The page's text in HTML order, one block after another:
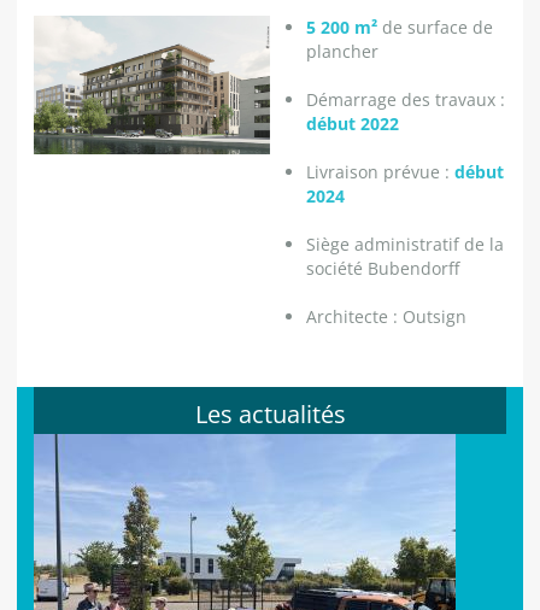
5 200 m² de surface de
plancher
Démarrage des travaux :
début 2022
Livraison prévue : début
2024
Siège administratif de la
société Bubendorff
Architecte : Outsign
Les actualités